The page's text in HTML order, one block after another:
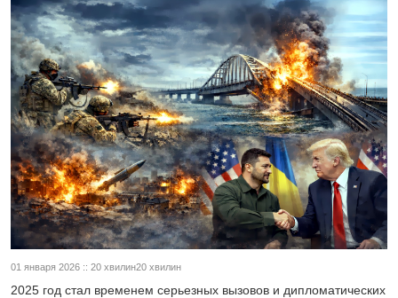
01 января 2026 :: 20 хвилин20 хвилин
2025 год стал временем серьезных вызовов и дипломатических